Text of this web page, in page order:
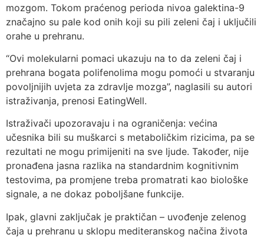
mozgom. Tokom praćenog perioda nivoa galektina-9
značajno su pale kod onih koji su pili zeleni čaj i uključili
orahe u prehranu.
“Ovi molekularni pomaci ukazuju na to da zeleni čaj i
prehrana bogata polifenolima mogu pomoći u stvaranju
povoljnijih uvjeta za zdravlje mozga”, naglasili su autori
istraživanja, prenosi EatingWell.
Istraživači upozoravaju i na ograničenja: većina
učesnika bili su muškarci s metaboličkim rizicima, pa se
rezultati ne mogu primijeniti na sve ljude. Također, nije
pronađena jasna razlika na standardnim kognitivnim
testovima, pa promjene treba promatrati kao biološke
signale, a ne dokaz poboljšane funkcije.
Ipak, glavni zaključak je praktičan – uvođenje zelenog
čaja u prehranu u sklopu mediteranskog načina života